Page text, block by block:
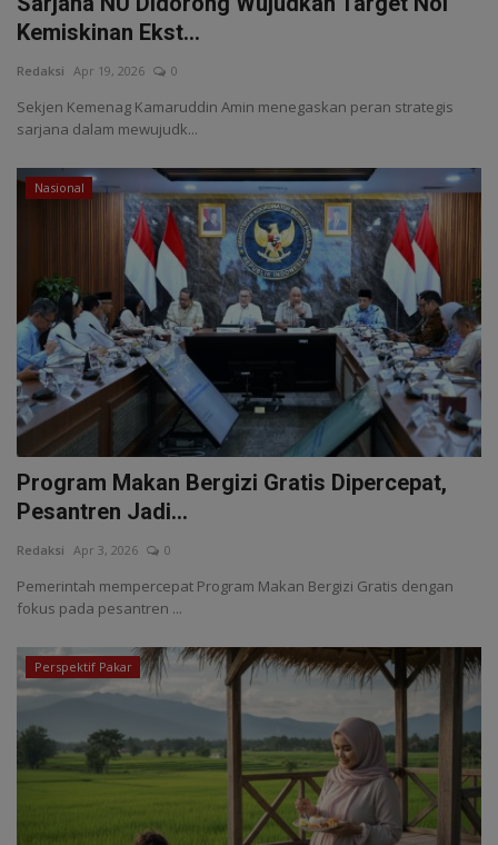
Kemiskinan Ekst...
Redaksi Apr 19, 2026 0
Sekjen Kemenag Kamaruddin Amin menegaskan peran strategis
sarjana dalam mewujudk...
Nasional
Program Makan Bergizi Gratis Dipercepat,
Pesantren Jadi...
Redaksi Apr 3, 2026 0
Pemerintah mempercepat Program Makan Bergizi Gratis dengan
fokus pada pesantren ...
Perspektif Pakar